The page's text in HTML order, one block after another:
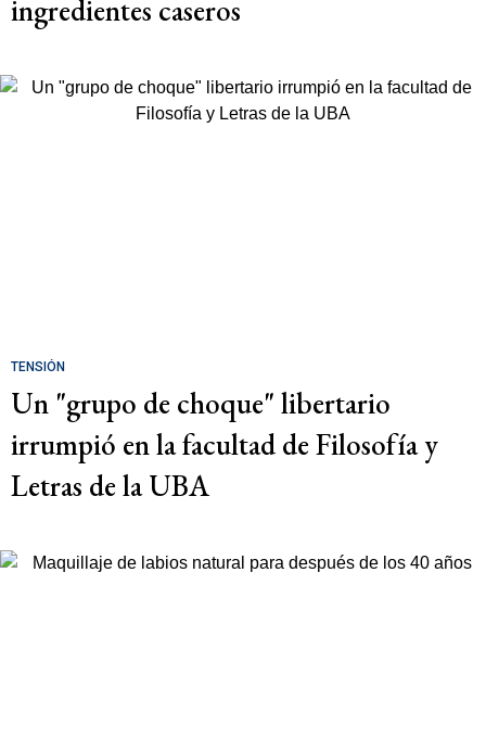
ingredientes caseros
TENSIÓN
Un "grupo de choque" libertario
irrumpió en la facultad de Filosofía y
Letras de la UBA